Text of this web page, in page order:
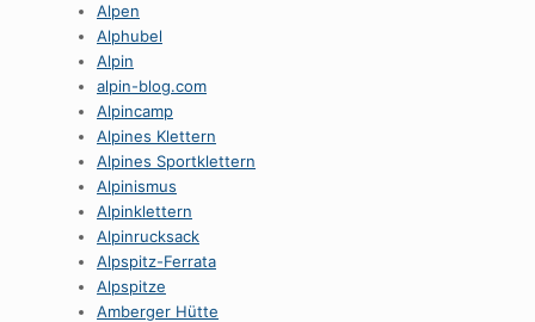
Alpen
Alphubel
Alpin
alpin-blog.com
Alpincamp
Alpines Klettern
Alpines Sportklettern
Alpinismus
Alpinklettern
Alpinrucksack
Alpspitz-Ferrata
Alpspitze
Amberger Hütte